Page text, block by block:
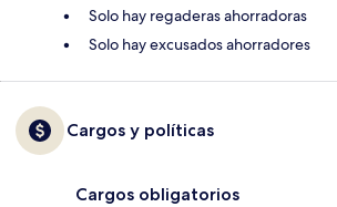
Solo hay regaderas ahorradoras
Solo hay excusados ahorradores
Cargos y políticas
Cargos obligatorios